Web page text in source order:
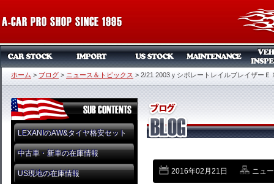
ホーム > ブログ > ニュース＆トピックス > 2/21 2003ｙシボレートレイルブレイザー
LEXANIのAW&タイヤ格安セット
中古車・新車の在庫情報
US現地の在庫情報 2016年02月21日 ニュ